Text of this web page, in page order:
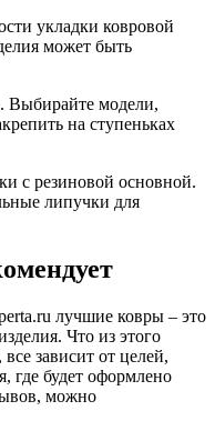
укладки ковровой
может быть
Выбирайте модели,
на ступеньках
с резиновой основной.
липучки для
лучшие ковры – это
Что из этого
зависит от целей,
где будет оформлено
можно